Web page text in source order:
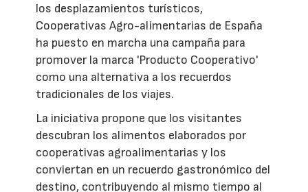
los desplazamientos turísticos,
Cooperativas Agro-alimentarias de España
ha puesto en marcha una campaña para
promover la marca 'Producto Cooperativo'
como una alternativa a los recuerdos
tradicionales de los viajes.
La iniciativa propone que los visitantes
descubran los alimentos elaborados por
cooperativas agroalimentarias y los
conviertan en un recuerdo gastronómico del
destino, contribuyendo al mismo tiempo al